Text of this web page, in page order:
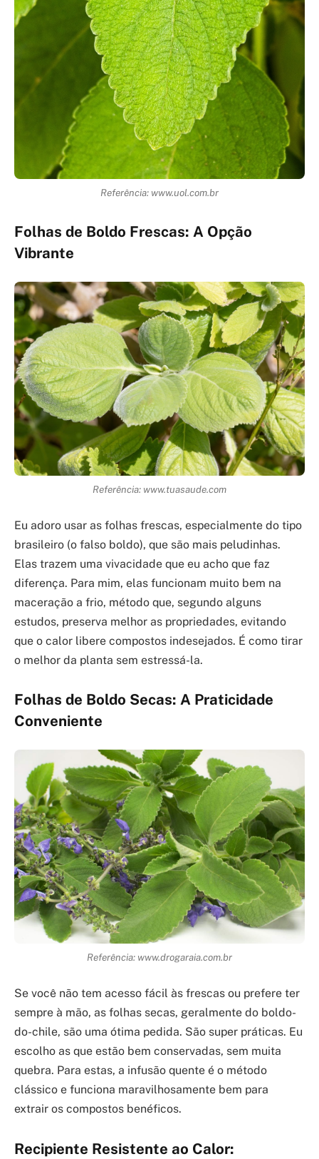
Referência: www.uol.com.br
Folhas de Boldo Frescas: A Opção
Vibrante
Referência: www.tuasaude.com
Eu adoro usar as folhas frescas, especialmente do tipo
brasileiro (o falso boldo), que são mais peludinhas.
Elas trazem uma vivacidade que eu acho que faz
diferença. Para mim, elas funcionam muito bem na
maceração a frio, método que, segundo alguns
estudos, preserva melhor as propriedades, evitando
que o calor libere compostos indesejados. É como tirar
o melhor da planta sem estressá-la.
Folhas de Boldo Secas: A Praticidade
Conveniente
Referência: www.drogaraia.com.br
Se você não tem acesso fácil às frescas ou prefere ter
sempre à mão, as folhas secas, geralmente do boldo-
do-chile, são uma ótima pedida. São super práticas. Eu
escolho as que estão bem conservadas, sem muita
quebra. Para estas, a infusão quente é o método
clássico e funciona maravilhosamente bem para
extrair os compostos benéficos.
Recipiente Resistente ao Calor: